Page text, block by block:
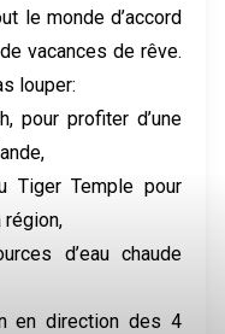
le monde d’accord
vacances de rêve.
louper:
pour profiter d’une
Tiger Temple pour
région,
d’eau chaude
en direction des 4